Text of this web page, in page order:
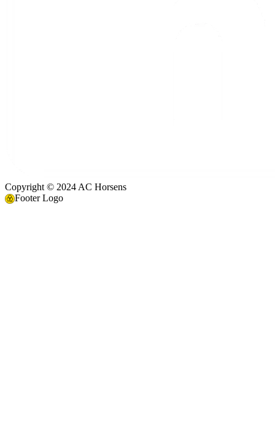
Copyright © 2024 AC Horsens
Footer Logo